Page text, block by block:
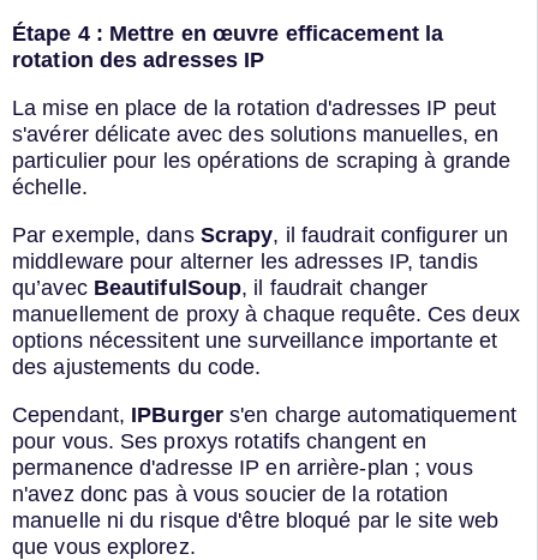
Étape 4 : Mettre en œuvre efficacement la
rotation des adresses IP
La mise en place de la rotation d'adresses IP peut
s'avérer délicate avec des solutions manuelles, en
particulier pour les opérations de scraping à grande
échelle.
Par exemple, dans Scrapy, il faudrait configurer un
middleware pour alterner les adresses IP, tandis
qu’avec BeautifulSoup, il faudrait changer
manuellement de proxy à chaque requête. Ces deux
options nécessitent une surveillance importante et
des ajustements du code.
Cependant, IPBurgers'en charge automatiquement
pour vous. Ses proxys rotatifs changent en
permanence d'adresse IP en arrière-plan ; vous
n'avez donc pas à vous soucier de la rotation
manuelle ni du risque d'être bloqué par le site web
que vous explorez.